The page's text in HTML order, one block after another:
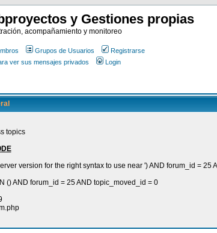
y Gestiones propias
acompañamiento y monitoreo
Grupos de Usuarios
Registrarse
ver sus mensajes privados Login
topics
version for the right syntax to use near ') AND forum_id = 25
() AND forum_id = 25 AND topic_moved_id = 0